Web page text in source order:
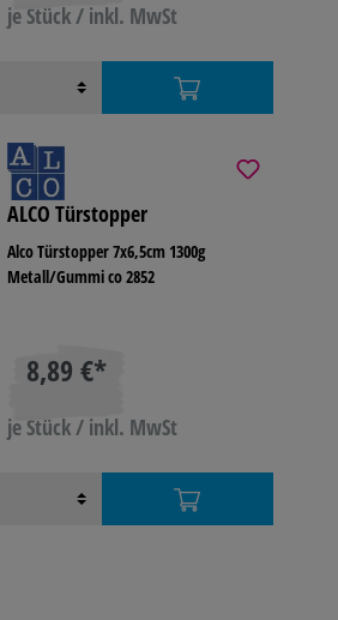
je Stück / inkl. MwSt
ALCO Türstopper
Alco Türstopper 7x6,5cm 1300g
Metall/Gummi co 2852
8,89 €*
je Stück / inkl. MwSt